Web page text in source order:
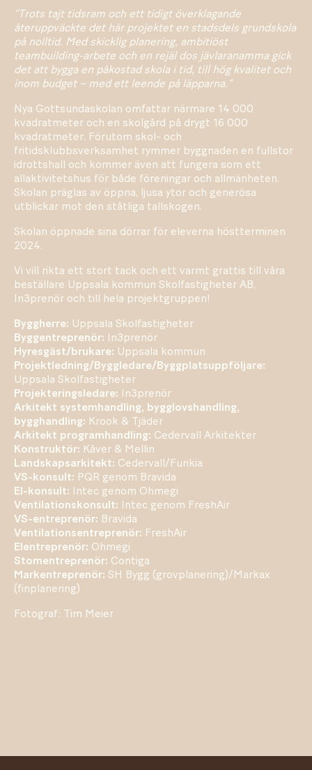
”Trots tajt tidsram och ett tidigt överklagande
återuppväckte det här projektet en stadsdels grundskola
på nolltid. Med skicklig planering, ambitiöst
teambuilding-arbete och en rejäl dos jävlaranamma gick
det att bygga en påkostad skola i tid, till hög kvalitet och
inom budget – med ett leende på läpparna.”
Nya Gottsundaskolan omfattar närmare 14 000
kvadratmeter och en skolgård på drygt 16 000
kvadratmeter. Förutom skol- och
fritidsklubbsverksamhet rymmer byggnaden en fullstor
idrottshall och kommer även att fungera som ett
allaktivitetshus för både föreningar och allmänheten.
Skolan präglas av öppna, ljusa ytor och generösa
utblickar mot den ståtliga tallskogen.
Skolan öppnade sina dörrar för eleverna höstterminen
2024.
Vi vill rikta ett stort tack och ett varmt grattis till våra
beställare Uppsala kommun Skolfastigheter AB,
In3prenör och till hela projektgruppen!
Byggherre: Uppsala Skolfastigheter
Byggentreprenör: In3prenör
Hyresgäst/brukare: Uppsala kommun
Projektledning/Byggledare/Byggplatsuppföljare:
Uppsala Skolfastigheter
Projekteringsledare: In3prenör
Arkitekt systemhandling, bygglovshandling,
bygghandling: Krook & Tjäder
Arkitekt programhandling: Cedervall Arkitekter
Konstruktör: Kåver & Mellin
Landskapsarkitekt: Cedervall/Funkia
VS-konsult: PQR genom Bravida
El-konsult: Intec genom Ohmegi
Ventilationskonsult: Intec genom FreshAir
VS-entreprenör: Bravida
Ventilationsentreprenör: FreshAir
Elentreprenör: Ohmegi
Stomentreprenör: Contiga
Markentreprenör: SH Bygg (grovplanering)/Markax
(finplanering)
Fotograf: Tim Meier